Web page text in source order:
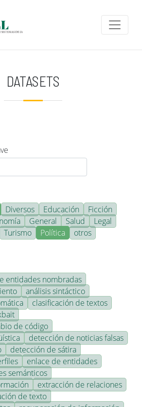
DATASETS
Diversos Educación
Ficción
General Salud
Legal
Turismo Política otros
entidades nombradas
análisis sintáctico
clasificación de textos
de código
detección de noticias falsas
detección de sátira
enlace de entidades
semánticos
extracción de relaciones
de texto